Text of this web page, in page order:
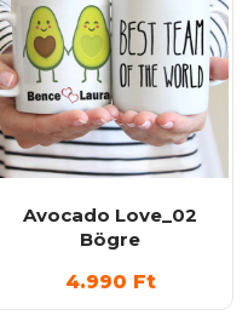
Avocado Love_02
Bögre
4.990 Ft